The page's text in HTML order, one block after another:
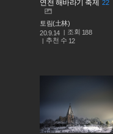
연천 해바라기 축제 22
토림(土林)
20.9.14
조회 188
추천 수 12